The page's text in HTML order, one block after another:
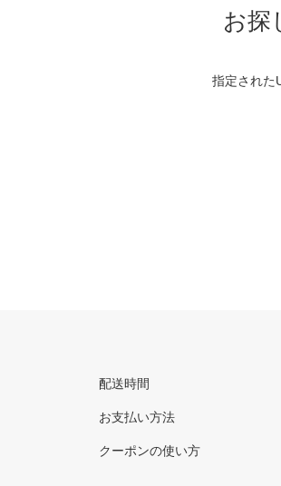
お探
指定された
配送時間
お支払い方法
クーポンの使い方